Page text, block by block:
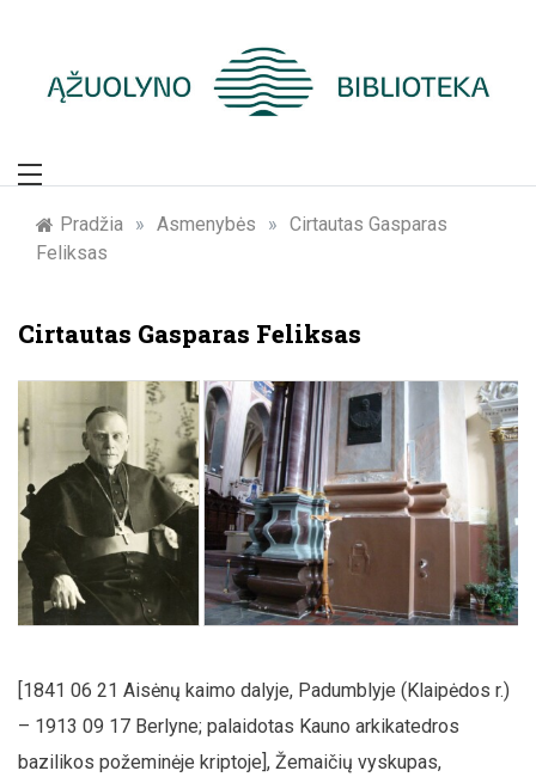
Žymūs Kauno
žmonės: atminimo
Pradžia » Asmenybės » Cirtautas Gasparas
Feliksas
Cirtautas Gasparas Feliksas
[1841 06 21 Aisėnų kaimo dalyje, Padumblyje (Klaipėdos r.)
– 1913 09 17 Berlyne; palaidotas Kauno arkikatedros
bazilikos požeminėje kriptoje], Žemaičių vyskupas,